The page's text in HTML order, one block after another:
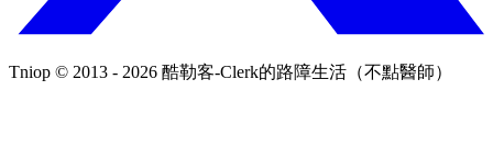
Tniop © 2013 - 2026 酷勒客-Clerk的路障生活（不點醫師）